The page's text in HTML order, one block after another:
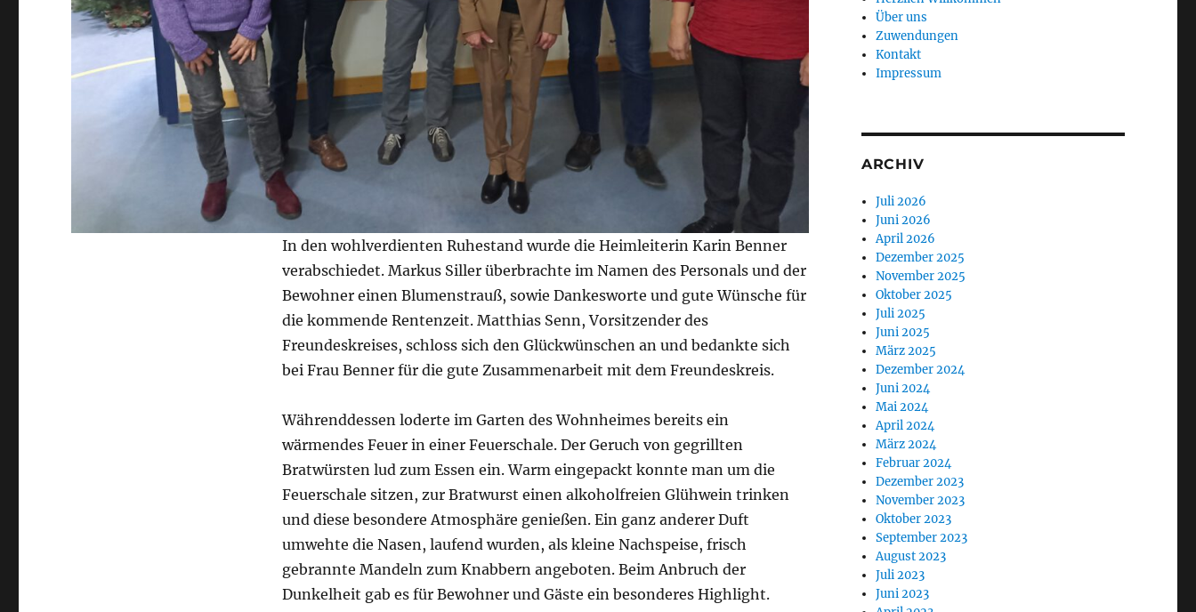
In den wohlverdienten Ruhestand wurde die Heimleiterin Karin Benner
verabschiedet. Markus Siller überbrachte im Namen des Personals und der
Bewohner einen Blumenstrauß, sowie Dankesworte und gute Wünsche für
die kommende Rentenzeit. Matthias Senn, Vorsitzender des
Freundeskreises, schloss sich den Glückwünschen an und bedankte sich
bei Frau Benner für die gute Zusammenarbeit mit dem Freundeskreis.
Währenddessen loderte im Garten des Wohnheimes bereits ein
wärmendes Feuer in einer Feuerschale. Der Geruch von gegrillten
Bratwürsten lud zum Essen ein. Warm eingepackt konnte man um die
Feuerschale sitzen, zur Bratwurst einen alkoholfreien Glühwein trinken
und diese besondere Atmosphäre genießen. Ein ganz anderer Duft
umwehte die Nasen, laufend wurden, als kleine Nachspeise, frisch
gebrannte Mandeln zum Knabbern angeboten. Beim Anbruch der
Dunkelheit gab es für Bewohner und Gäste ein besonderes Highlight.
Über uns
Zuwendungen
Kontakt
Impressum
ARCHIV
Juli 2026
Juni 2026
April 2026
Dezember 2025
November 2025
Oktober 2025
Juli 2025
Juni 2025
März 2025
Dezember 2024
Juni 2024
Mai 2024
April 2024
März 2024
Februar 2024
Dezember 2023
November 2023
Oktober 2023
September 2023
August 2023
Juli 2023
Juni 2023